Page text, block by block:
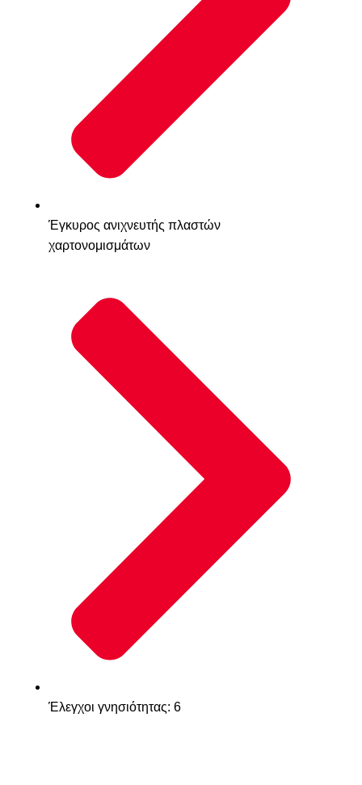
Έγκυρος ανιχνευτής πλαστών
χαρτονομισμάτων
Έλεγχοι γνησιότητας: 6